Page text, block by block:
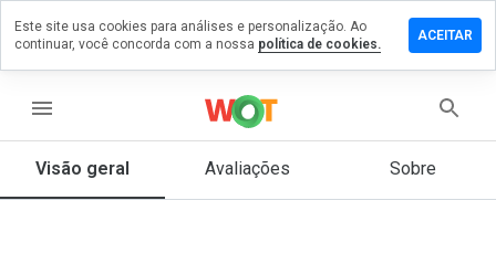
menu
Visão geral Avaliações Sobre
comentário
De 1
Este site usa cookies para análises e personalização. Ao
continuar, você concorda com a nossa política de cookies.
ACEITAR